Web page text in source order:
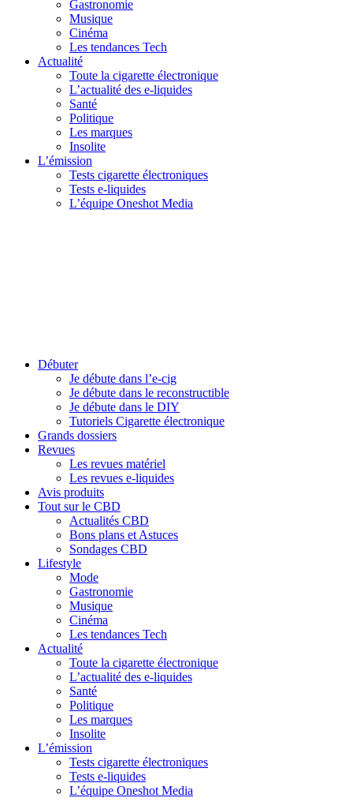
Gastronomie
Musique
Cinéma
Les tendances Tech
Actualité
Toute la cigarette électronique
L’actualité des e-liquides
Santé
Politique
Les marques
Insolite
L’émission
Tests cigarette électroniques
Tests e-liquides
L’équipe Oneshot Media
Débuter
Je débute dans l’e-cig
Je débute dans le reconstructible
Je débute dans le DIY
Tutoriels Cigarette électronique
Grands dossiers
Revues
Les revues matériel
Les revues e-liquides
Avis produits
Tout sur le CBD
Actualités CBD
Bons plans et Astuces
Sondages CBD
Lifestyle
Mode
Gastronomie
Musique
Cinéma
Les tendances Tech
Actualité
Toute la cigarette électronique
L’actualité des e-liquides
Santé
Politique
Les marques
Insolite
L’émission
Tests cigarette électroniques
Tests e-liquides
L’équipe Oneshot Media